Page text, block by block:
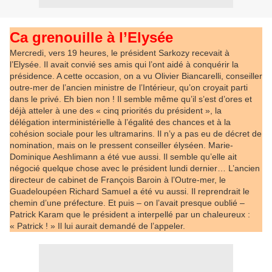
Ca grenouille à l’Elysée
Mercredi, vers 19 heures, le président Sarkozy recevait à
l’Elysée. Il avait convié ses amis qui l’ont aidé à conquérir la
présidence. A cette occasion, on a vu Olivier Biancarelli, conseiller
outre-mer de l’ancien ministre de l’Intérieur, qu’on croyait parti
dans le privé. Eh bien non ! Il semble même qu’il s’est d’ores et
déjà atteler à une des « cinq priorités du président », la
délégation interministérielle à l’égalité des chances et à la
cohésion sociale pour les ultramarins. Il n’y a pas eu de décret de
nomination, mais on le pressent conseiller élyséen. Marie-
Dominique Aeshlimann a été vue aussi. Il semble qu’elle ait
négocié quelque chose avec le président lundi dernier… L’ancien
directeur de cabinet de François Baroin à l’Outre-mer, le
Guadeloupéen Richard Samuel a été vu aussi. Il reprendrait le
chemin d’une préfecture. Et puis – on l’avait presque oublié –
Patrick Karam que le président a interpellé par un chaleureux :
« Patrick ! » Il lui aurait demandé de l’appeler.